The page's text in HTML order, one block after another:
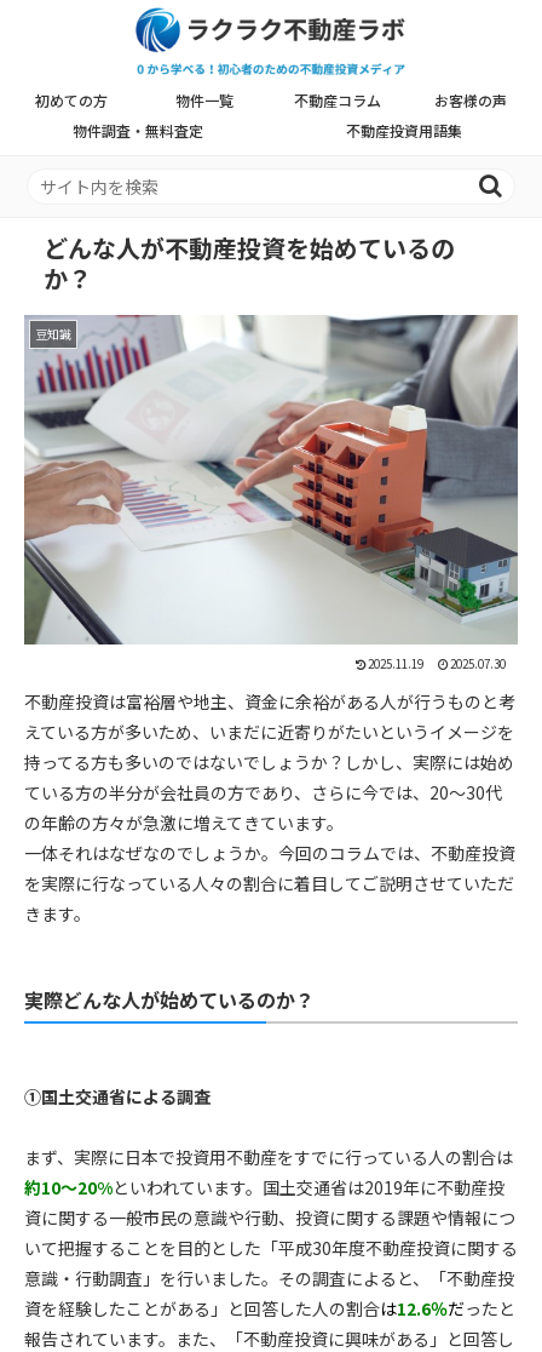
初めての方 物件一覧 不動産コラム
お客様の声
物件調査・無料査定
不動産投資用語集
どんな人が不動産投資を始めているの
か？
豆知識
2025.11.19 2025.07.30
不動産投資は富裕層や地主、資金に余裕がある人が行うものと考
えている方が多いため、いまだに近寄りがたいというイメージを
持ってる方も多いのではないでしょうか？しかし、実際には始め
ている方の半分が会社員の方であり、さらに今では、 20～30代
の年齢の方々が急激に増えてきています。
一体それはなぜなのでしょうか。今回のコラムでは、不動産投資
を実際に行なっている人々の割合に着目してご説明させていただ
きます。
実際どんな人が始めているのか？
①国土交通省による調査
まず、実際に日本で投資用不動産をすでに行っている人の割合は
約10〜20%といわれています。国土交通省は2019年に不動産投
資に関する一般市民の意識や行動、投資に関する課題や情報につ
いて把握することを目的とした「平成30年度不動産投資に関する
意識・行動調査」を行いました。その調査によると、「不動産投
資を経験したことがある」と回答した人の割合は12.6％だったと
報告されています。また、「不動産投資に興味がある」と回答し